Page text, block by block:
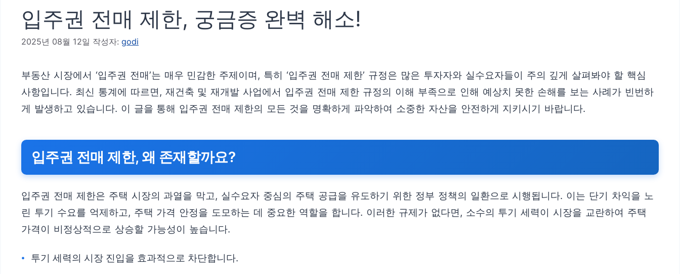
입주권 전매 제한, 궁금증 완벽 해소!
2025년 08월 12일 작성자: godi
부동산 시장에서 ‘입주권 전매’는 매우 민감한 주제이며, 특히 ‘입주권 전매 제한’ 규정은 많은 투자자와 실수요자들이 주의 깊게 살펴봐야 할 핵심
사항입니다. 최신 통계에 따르면, 재건축 및 재개발 사업에서 입주권 전매 제한 규정의 이해 부족으로 인해 예상치 못한 손해를 보는 사례가 빈번하
게 발생하고 있습니다. 이 글을 통해 입주권 전매 제한의 모든 것을 명확하게 파악하여 소중한 자산을 안전하게 지키시기 바랍니다.
입주권 전매 제한, 왜 존재할까요?
입주권 전매 제한은 주택 시장의 과열을 막고, 실수요자 중심의 주택 공급을 유도하기 위한 정부 정책의 일환으로 시행됩니다. 이는 단기 차익을 노
린 투기 수요를 억제하고, 주택 가격 안정을 도모하는 데 중요한 역할을 합니다. 이러한 규제가 없다면, 소수의 투기 세력이 시장을 교란하여 주택
가격이 비정상적으로 상승할 가능성이 높습니다.
투기 세력의 시장 진입을 효과적으로 차단합니다.